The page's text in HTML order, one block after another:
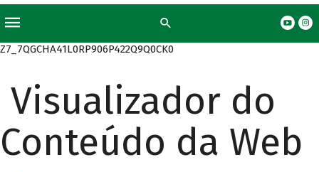
Z7_7QGCHA41L0RP906P422Q9Q0CK0
Visualizador do
Conteúdo da Web